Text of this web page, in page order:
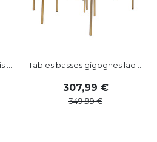
Tables basses gigognes laq ...
307,99
349,99